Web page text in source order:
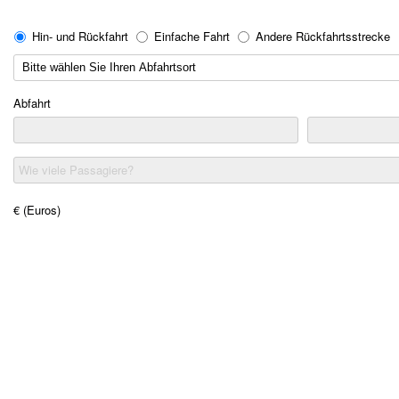
Hin- und Rückfahrt Einfache Fahrt Andere Rückfahrtsstrecke
Abfahrt
Wie viele Passagiere?
€ (Euros)